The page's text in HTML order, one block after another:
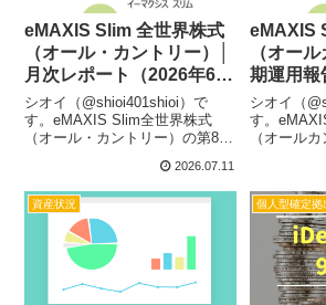
eMAXIS Slim 全世界株式
（オール・カントリー）│
月次レポート（2026年6
月）
シオイ（@shioi401shioi）で
す。eMAXIS Slim全世界株式
（オール・カントリー）の第8期
実質コストも0.085%(１万口あた
り26円）と文句のつけようのな
い内容でした。コストについて
はよかったら...
2026.07.11
eMAXIS
（オー
期運用報
は
0.07％と
シオイ（
す。
（オール
報告書が
次レポート
ンチマー
定してい
資産状況